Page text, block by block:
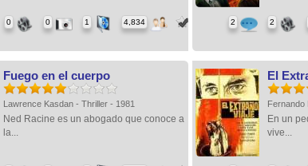
0 0 1 4,834 2 2
Fuego en el cuerpo
Lawrence Kasdan - Thriller - 1981
Ned Racine es un abogado que conoce a
la...
El
Fernando
En un
vive...